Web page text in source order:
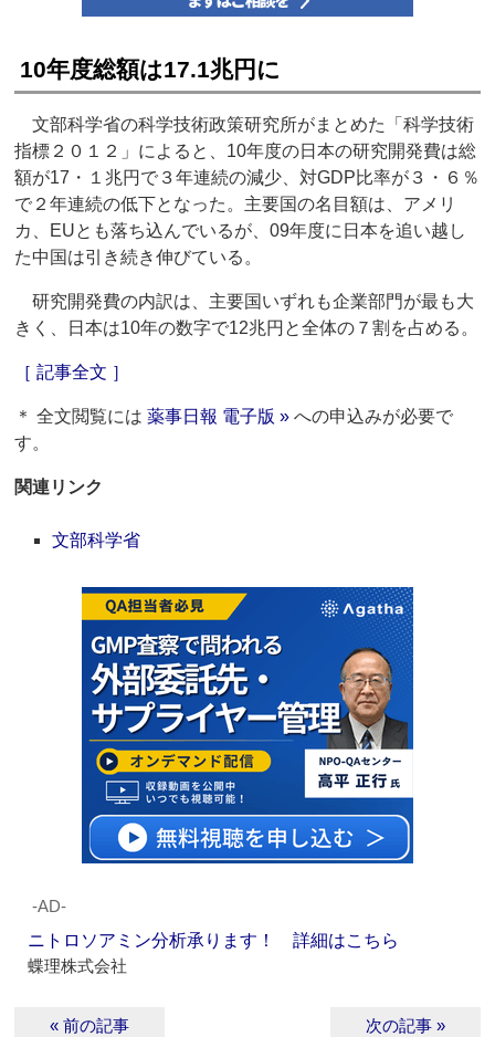
10年度総額は17.1兆円に
文部科学省の科学技術政策研究所がまとめた「科学技術
指標２０１２」によると、10年度の日本の研究開発費は総
額が17・１兆円で３年連続の減少、対GDP比率が３・６％
で２年連続の低下となった。主要国の名目額は、アメリ
カ、EUとも落ち込んでいるが、09年度に日本を追い越し
た中国は引き続き伸びている。
研究開発費の内訳は、主要国いずれも企業部門が最も大
きく、日本は10年の数字で12兆円と全体の７割を占める。
［ 記事全文 ］
＊ 全文閲覧には薬事日報 電子版 » への申込みが必要で
す。
関連リンク
文部科学省
‐AD‐
ニトロソアミン分析承ります！ 詳細はこちら
蝶理株式会社
« 前の記事 次の記事 »